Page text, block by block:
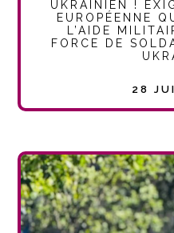
UKRAINIEN !
EUROPÉENNE
L’AIDE
FORCE DE
28